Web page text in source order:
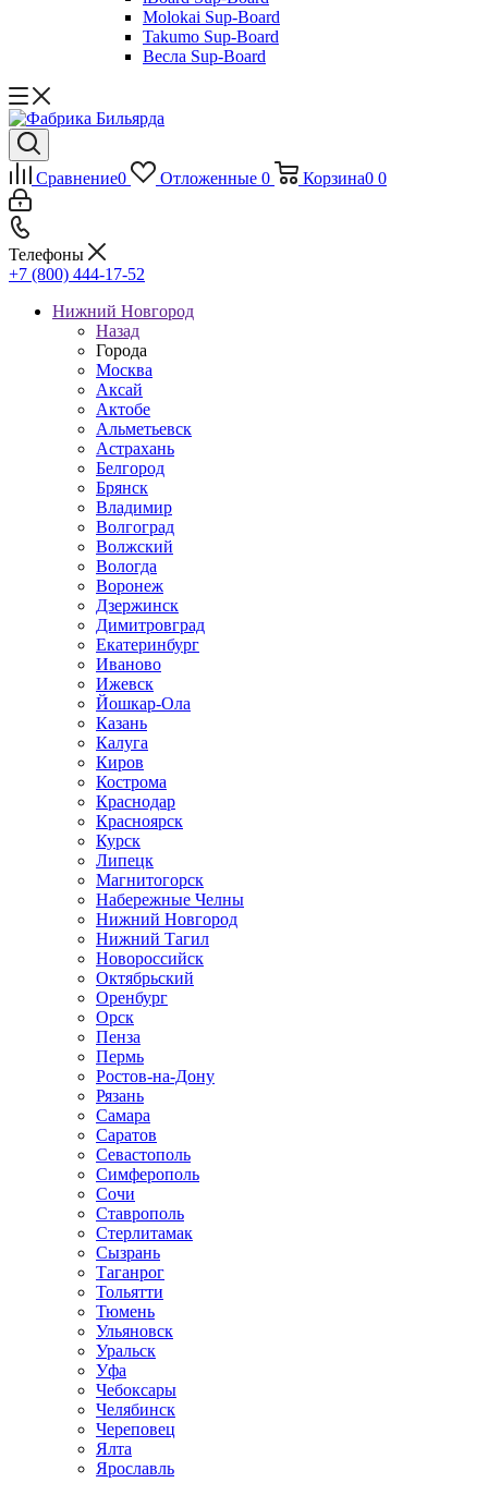
Molokai Sup-Board
Takumo Sup-Board
Весла Sup-Board
Сравнение0 Отложенные 0 Корзина0 0
Телефоны
+7 (800) 444-17-52
Нижний Новгород
Назад
Города
Москва
Аксай
Актобе
Альметьевск
Астрахань
Белгород
Брянск
Владимир
Волгоград
Волжский
Вологда
Воронеж
Дзержинск
Димитровград
Екатеринбург
Иваново
Ижевск
Йошкар-Ола
Казань
Калуга
Киров
Кострома
Краснодар
Красноярск
Курск
Липецк
Магнитогорск
Набережные Челны
Нижний Новгород
Нижний Тагил
Новороссийск
Октябрьский
Оренбург
Орск
Пенза
Пермь
Ростов-на-Дону
Рязань
Самара
Саратов
Севастополь
Симферополь
Сочи
Ставрополь
Стерлитамак
Сызрань
Таганрог
Тольятти
Тюмень
Ульяновск
Уральск
Уфа
Чебоксары
Челябинск
Череповец
Ялта
Ярославль